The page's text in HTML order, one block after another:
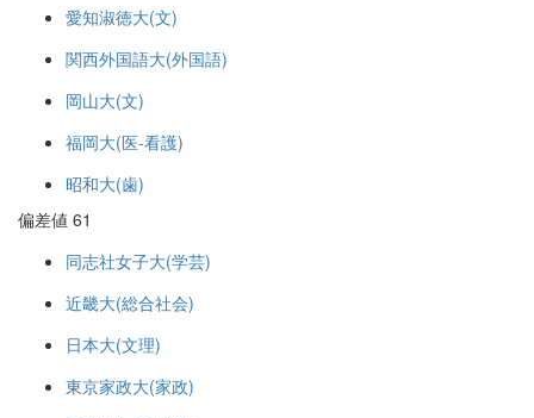
愛知淑徳大(文)
関西外国語大(外国語)
岡山大(文)
福岡大(医-看護)
昭和大(歯)
偏差値 61
同志社女子大(学芸)
近畿大(総合社会)
日本大(文理)
東京家政大(家政)